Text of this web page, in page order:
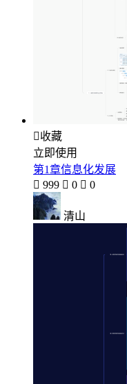
收藏
立即使用
第1章信息化发展
 999  0  0
清山